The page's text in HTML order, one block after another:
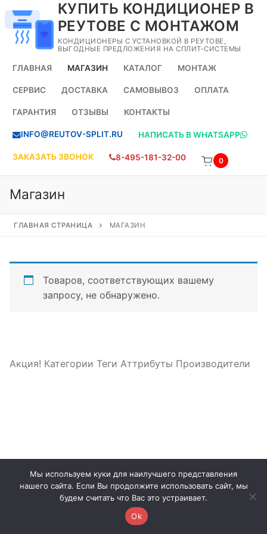
содержимому
КУПИТЬ КОНДИЦИОНЕР В
РЕУТОВЕ С МОНТАЖОМ
КОНДИЦИОНЕРЫ С УСТАНОВКОЙ В РЕУТОВЕ,
ВЫГОДНЫЕ ПРЕДЛОЖЕНИЯ НА СПЛИТ-СИСТЕМЫ
ГЛАВНАЯ МАГАЗИН КАТАЛОГ МОНТАЖ
СЕРВИС ДОСТАВКА САМОВЫВОЗ ОПЛАТА
ГАРАНТИЯ ОТЗЫВЫ КОНТАКТЫ
INFO@REUTOV-SPLIT.RU НАПИСАТЬ В WHATSAPP
ЗАКАЗАТЬ ЗВОНОК 8-495-181-32-00 0
Магазин
ГЛАВНАЯ СТРАНИЦА МАГАЗИН
Товаров, соответствующих вашему
запросу, не обнаружено.
Акция! Категории Теги Аттрибуты Производители
Мы используем куки для наилучшего представления
нашего сайта. Если Вы продолжите использовать сайт, мы
будем считать что Вас это устраивает.
Ok